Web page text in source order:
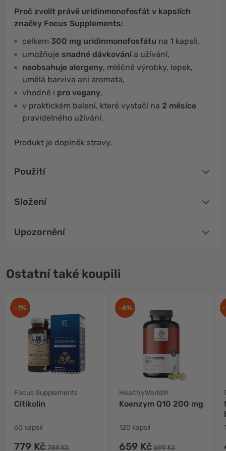
Proč zvolit právě uridinmonofosfát v kapslích
značky Focus Supplements:
celkem 300 mg uridinmonofosfátu na 1 kapsli,
umožňuje snadné dávkovánía užívání,
neobsahuje alergeny, mléčné výrobky, lepek,
umělá barviva ani aromata,
vhodné i pro vegany,
v praktickém balení, které vystačí na 2 měsíce
pravidelného užívání.
Produkt je doplněk stravy.
Použití
Složení
Upozornění
Ostatní také koupili
-1%
Focus Supplements
Citikolin
60 kapslí
779 Kč 789 Kč
-6%
HealthyWorld®
Koenzym Q10 200 mg
120 kapslí
659 Kč 699 Kč